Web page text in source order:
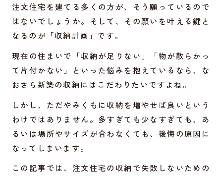
注文住宅を建てる多くの方が、そう願っているので
はないでしょうか。そして、その願いを叶える鍵と
なるのが「収納計画」です。
現在の住まいで「収納が足りない」「物が散らかっ
て片付かない」といった悩みを抱えているなら、な
おさら新築の収納にはこだわりたいですよね。
しかし、ただやみくもに収納を増やせば良いという
わけではありません。多すぎても少なすぎても、あ
るいは場所やサイズが合わなくても、後悔の原因に
なってしまいます。
この記事では、注文住宅の収納で失敗しないための